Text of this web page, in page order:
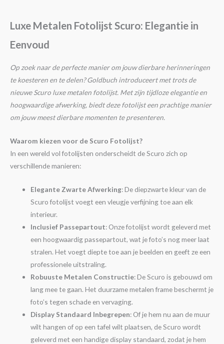
Luxe Metalen Fotolijst Scuro: Elegantie in
Eenvoud
Op zoek naar de perfecte manier om jouw dierbare herinneringen
te koesteren en te delen? Goldbuch introduceert met trots de
nieuwe Scuro luxe metalen fotolijst. Met zijn tijdloze elegantie en
hoogwaardige afwerking, biedt deze fotolijst een prachtige manier
om jouw meest dierbare momenten te presenteren.
Waarom kiezen voor de Scuro Fotolijst?
In een wereld vol fotolijsten onderscheidt de Scuro zich op
verschillende manieren:
Elegante Zwarte Afwerking: De diepzwarte kleur van de
Scuro fotolijst voegt een vleugje verfijning toe aan elk
interieur.
Inclusief Passepartout: Onze fotolijst wordt geleverd met
een hoogwaardig passepartout, wat je foto’s nog meer laat
stralen. Het voegt diepte toe aan je beelden en geeft ze een
professionele uitstraling.
Robuuste Metalen Constructie: De Scuro is gebouwd om
lang mee te gaan. Het duurzame metalen frame beschermt je
foto’s tegen schade en vervaging.
Display Standaard Inbegrepen: Of je hem nu aan de muur
wilt hangen of op een tafel wilt plaatsen, de Scuro wordt
geleverd met een handige display standaard, zodat je hem